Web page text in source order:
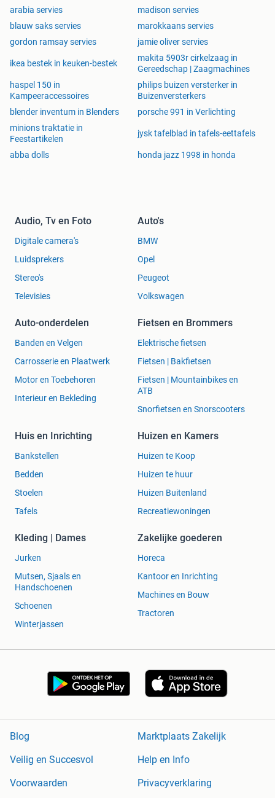
arabia servies
madison servies
blauw saks servies
marokkaans servies
gordon ramsay servies
jamie oliver servies
ikea bestek in keuken-bestek
makita 5903r cirkelzaag in
Gereedschap | Zaagmachines
haspel 150 in
Kampeeraccessoires
philips buizen versterker in
Buizenversterkers
blender inventum in Blenders
porsche 991 in Verlichting
minions traktatie in
Feestartikelen
jysk tafelblad in tafels-eettafels
abba dolls honda jazz 1998 in honda
Audio, Tv en Foto
Digitale camera's
Luidsprekers
Stereo's
Televisies
Auto's
BMW
Opel
Peugeot
Volkswagen
Auto-onderdelen
Banden en Velgen
Carrosserie en Plaatwerk
Motor en Toebehoren
Interieur en Bekleding
Fietsen en Brommers
Elektrische fietsen
Fietsen | Bakfietsen
Fietsen | Mountainbikes en
ATB
Snorfietsen en Snorscooters
Huis en Inrichting
Bankstellen
Bedden
Stoelen
Tafels
Huizen en Kamers
Huizen te Koop
Huizen te huur
Huizen Buitenland
Recreatiewoningen
Kleding | Dames
Jurken
Mutsen, Sjaals en
Handschoenen
Schoenen
Winterjassen
Zakelijke goederen
Horeca
Kantoor en Inrichting
Machines en Bouw
Tractoren
Blog
Marktplaats Zakelijk
Veilig en Succesvol
Help en Info
Voorwaarden
Privacyverklaring